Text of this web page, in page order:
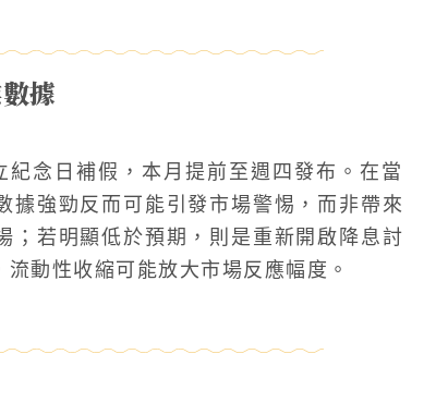
據
念日補假，本月提前至週四發布。在當
據強勁反而可能引發市場警惕，而非帶來
；若明顯低於預期，則是重新開啟降息討
動性收縮可能放大市場反應幅度。